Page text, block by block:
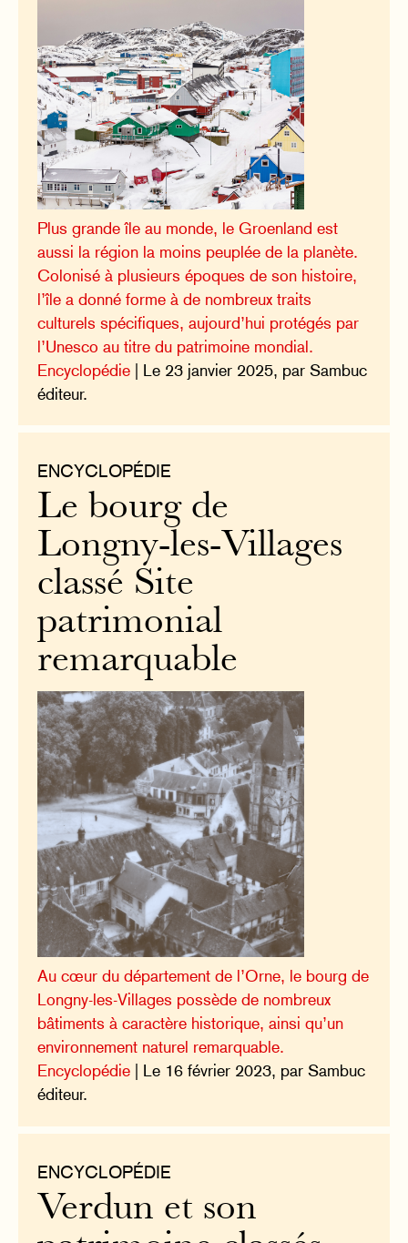
Plus grande île au monde, le Groenland est
aussi la région la moins peuplée de la planète.
Colonisé à plusieurs époques de son histoire,
l’île a donné forme à de nombreux traits
culturels spécifiques, aujourd’hui protégés par
l’Unesco au titre du patrimoine mondial.
Encyclopédie | Le 23 janvier 2025, par Sambuc
éditeur.
ENCYCLOPÉDIE
Le bourg de
Longny-les-Villages
classé Site
patrimonial
remarquable
Au cœur du département de l’Orne, le bourg de
Longny-les-Villages possède de nombreux
bâtiments à caractère historique, ainsi qu’un
environnement naturel remarquable.
Encyclopédie | Le 16 février 2023, par Sambuc
éditeur.
ENCYCLOPÉDIE
Verdun et son